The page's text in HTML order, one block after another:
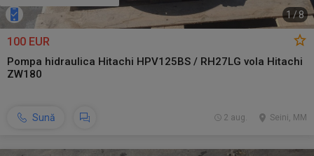
1 /8
100 EUR
Pompa hidraulica Hitachi HPV125BS / RH27LG vola Hitachi
ZW180
Sună Seini, MM
2 aug.